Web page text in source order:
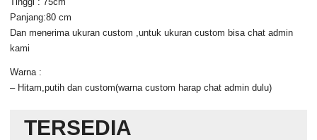
Panjang:80 cm
Dan menerima ukuran custom ,untuk ukuran custom bisa chat admin
kami
Warna :
– Hitam,putih dan custom(warna custom harap chat admin dulu)
TERSEDIA